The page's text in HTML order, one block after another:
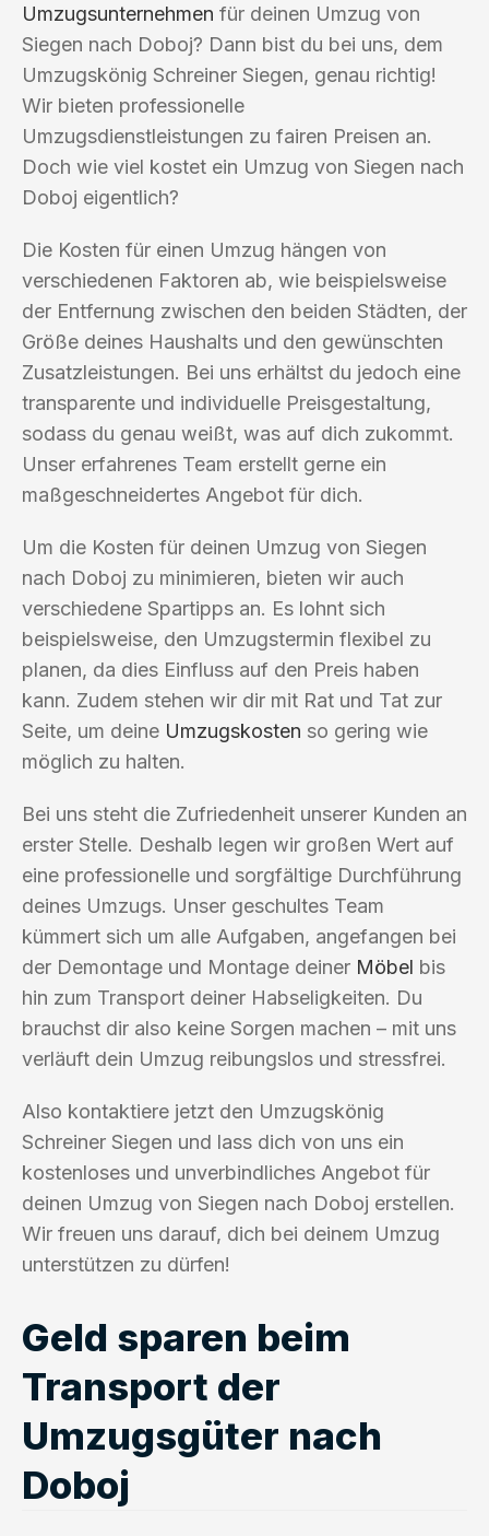
Umzugsunternehmen für deinen Umzug von
Siegen nach Doboj? Dann bist du bei uns, dem
Umzugskönig Schreiner Siegen, genau richtig!
Wir bieten professionelle
Umzugsdienstleistungen zu fairen Preisen an.
Doch wie viel kostet ein Umzug von Siegen nach
Doboj eigentlich?
Die Kosten für einen Umzug hängen von
verschiedenen Faktoren ab, wie beispielsweise
der Entfernung zwischen den beiden Städten, der
Größe deines Haushalts und den gewünschten
Zusatzleistungen. Bei uns erhältst du jedoch eine
transparente und individuelle Preisgestaltung,
sodass du genau weißt, was auf dich zukommt.
Unser erfahrenes Team erstellt gerne ein
maßgeschneidertes Angebot für dich.
Um die Kosten für deinen Umzug von Siegen
nach Doboj zu minimieren, bieten wir auch
verschiedene Spartipps an. Es lohnt sich
beispielsweise, den Umzugstermin flexibel zu
planen, da dies Einfluss auf den Preis haben
kann. Zudem stehen wir dir mit Rat und Tat zur
Seite, um deine Umzugskosten so gering wie
möglich zu halten.
Bei uns steht die Zufriedenheit unserer Kunden an
erster Stelle. Deshalb legen wir großen Wert auf
eine professionelle und sorgfältige Durchführung
deines Umzugs. Unser geschultes Team
kümmert sich um alle Aufgaben, angefangen bei
der Demontage und Montage deiner Möbel bis
hin zum Transport deiner Habseligkeiten. Du
brauchst dir also keine Sorgen machen – mit uns
verläuft dein Umzug reibungslos und stressfrei.
Also kontaktiere jetzt den Umzugskönig
Schreiner Siegen und lass dich von uns ein
kostenloses und unverbindliches Angebot für
deinen Umzug von Siegen nach Doboj erstellen.
Wir freuen uns darauf, dich bei deinem Umzug
unterstützen zu dürfen!
Geld sparen beim
Transport der
Umzugsgüter nach
Doboj